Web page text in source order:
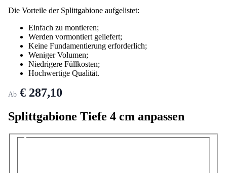
Die Vorteile der Splittgabione aufgelistet:
Einfach zu montieren;
Werden vormontiert geliefert;
Keine Fundamentierung erforderlich;
Weniger Volumen;
Niedrigere Füllkosten;
Hochwertige Qualität.
Ab € 287,10
Splittgabione Tiefe 4 cm anpassen